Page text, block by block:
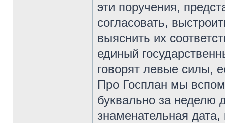
эти поручения,
согласовать,
выяснить их
единый
говорят левые силы,
Про Госплан мы
буквально за неделю
знаменательная